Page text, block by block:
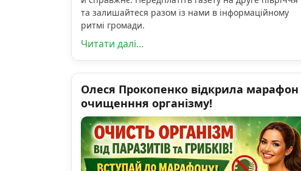
та залишайтеся разом із нами в інформаційному
ритмі громади.
Читати далі...
Олеся Прокопенко відкрила марафон
очищенння організму!